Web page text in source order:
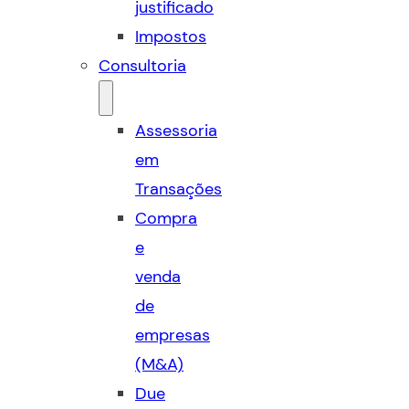
justificado
Impostos
Consultoria
Assessoria
em
Transações
Compra
e
venda
de
empresas
(M&A)
Due